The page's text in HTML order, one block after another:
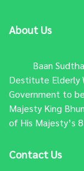
About Us
Baan
Destitute Elderly
Government to
Majesty King
of His Majesty’s
Contact Us